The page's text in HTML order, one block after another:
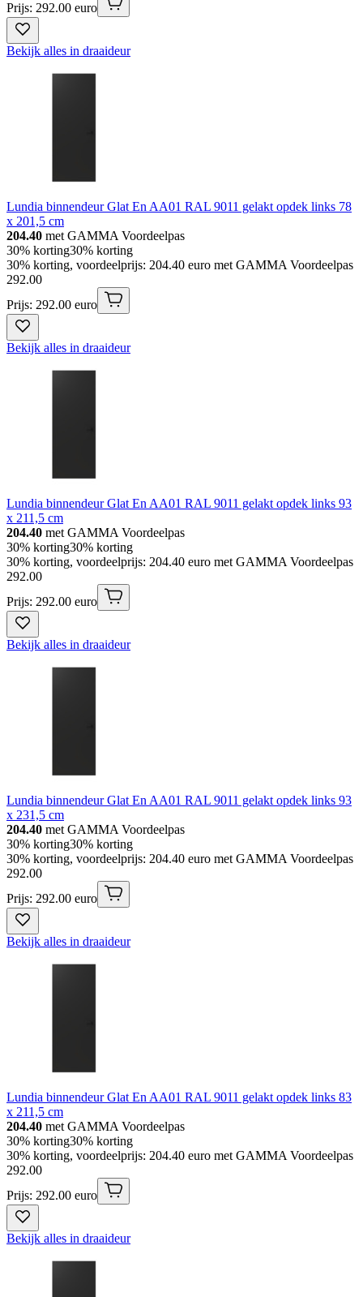
Prijs: 292.00 euro
Bekijk alles in draaideur
Lundia binnendeur Glat En AA01 RAL 9011 gelakt opdek links 78
x 201,5 cm
204.40 met GAMMA Voordeelpas
30% korting30% korting
30% korting, voordeelprijs: 204.40 euro met GAMMA Voordeelpas
292.00
Prijs: 292.00 euro
Bekijk alles in draaideur
Lundia binnendeur Glat En AA01 RAL 9011 gelakt opdek links 93
x 211,5 cm
204.40 met GAMMA Voordeelpas
30% korting30% korting
30% korting, voordeelprijs: 204.40 euro met GAMMA Voordeelpas
292.00
Prijs: 292.00 euro
Bekijk alles in draaideur
Lundia binnendeur Glat En AA01 RAL 9011 gelakt opdek links 93
x 231,5 cm
204.40 met GAMMA Voordeelpas
30% korting30% korting
30% korting, voordeelprijs: 204.40 euro met GAMMA Voordeelpas
292.00
Prijs: 292.00 euro
Bekijk alles in draaideur
Lundia binnendeur Glat En AA01 RAL 9011 gelakt opdek links 83
x 211,5 cm
204.40 met GAMMA Voordeelpas
30% korting30% korting
30% korting, voordeelprijs: 204.40 euro met GAMMA Voordeelpas
292.00
Prijs: 292.00 euro
Bekijk alles in draaideur